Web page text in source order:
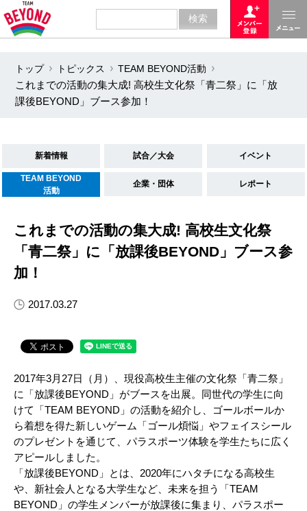
トップ トピックス
TEAM BEYOND活動
これまでの活動の集大成! 高校生文化祭「青二祭」に「放
課後BEYOND」ブース参加！
新着情報 試合／大会 イベント
TEAM BEYOND
活動
企業・団体 レポート
これまでの活動の集大成! 高校生文化祭
「青二祭」に「放課後BEYOND」ブース参
加！
2017.03.27
2017年3⽉27⽇（⽉）、現役⾼校⽣主催の⽂化祭「青二祭」
に「放課後BEYOND」がブースを出展。同世代の学⽣に向
けて「TEAM BEYOND」の活動を紹介し、ゴールボールか
ら着想を得た新しいゲーム「ゴール煩悩」やフェイスシール
のプレゼントを通じて、パラスポーツ体験を学生たちに広く
アピールしました。
「放課後BEYOND」とは、2020年にハタチになる⾼校⽣
や、新社会⼈となる⼤学⽣など、未来を担う「TEAM
BEYOND」の学⽣メンバーが放課後に集まり、パラスポー